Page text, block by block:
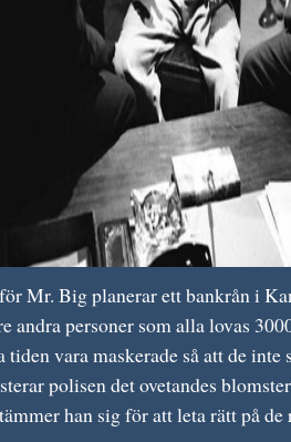
Mr. Big planerar ett bankrån i
andra personer som alla lovas
vara maskerade så att de inte
polisen det ovetandes
han sig för att leta rätt på